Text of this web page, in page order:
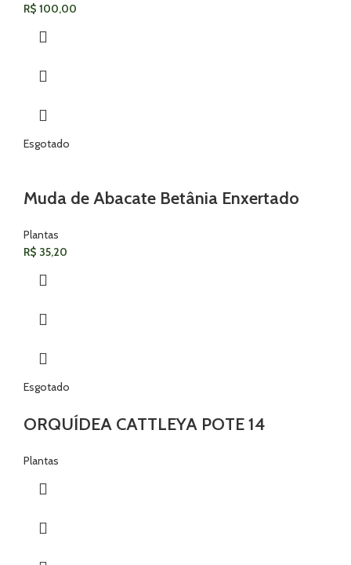
R$ 100,00
Esgotado
Muda de Abacate Betânia Enxertado
Plantas
R$ 35,20
Esgotado
ORQUÍDEA CATTLEYA POTE 14
Plantas